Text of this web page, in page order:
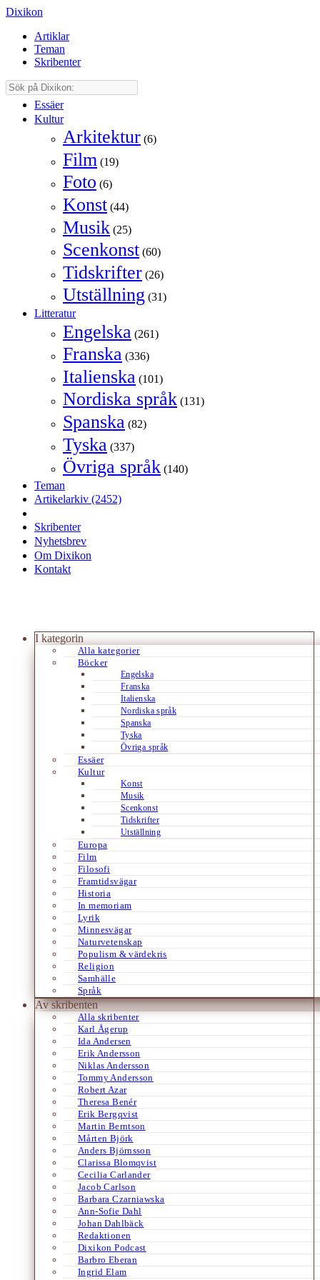
Dixikon
Artiklar
Teman
Skribenter
Essäer
Kultur
Arkitektur (6)
Film (19)
Foto (6)
Konst (44)
Musik (25)
Scenkonst (60)
Tidskrifter (26)
Utställning (31)
Litteratur
Engelska (261)
Franska (336)
Italienska (101)
Nordiska språk (131)
Spanska (82)
Tyska (337)
Övriga språk (140)
Teman
Artikelarkiv (2452)
Skribenter
Nyhetsbrev
Om Dixikon
Kontakt
I kategorin
Alla kategorier
Böcker
Engelska
Franska
Italienska
Nordiska språk
Spanska
Tyska
Övriga språk
Essäer
Kultur
Konst
Musik
Scenkonst
Tidskrifter
Utställning
Europa
Film
Filosofi
Framtidsvägar
Historia
In memoriam
Lyrik
Minnesvägar
Naturvetenskap
Populism & värdekris
Religion
Samhälle
Språk
Av skribenten
Alla skribenter
Karl Ågerup
Ida Andersen
Erik Andersson
Niklas Andersson
Tommy Andersson
Robert Azar
Theresa Benér
Erik Bergqvist
Martin Berntson
Mårten Björk
Anders Björnsson
Clarissa Blomqvist
Cecilia Carlander
Jacob Carlson
Barbara Czarniawska
Ann-Sofie Dahl
Johan Dahlbäck
Redaktionen
Dixikon Podcast
Barbro Eberan
Ingrid Elam